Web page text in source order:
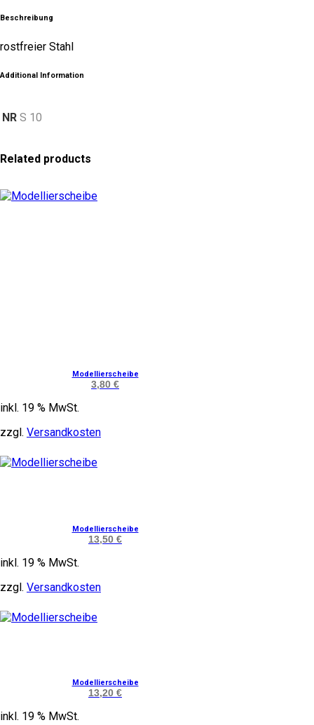
Beschreibung
rostfreier Stahl
Additional Information
NR S 10
Related products
Modellierscheibe
3,80 €
inkl. 19 % MwSt.
zzgl. Versandkosten
Modellierscheibe
13,50 €
inkl. 19 % MwSt.
zzgl. Versandkosten
Modellierscheibe
13,20 €
inkl. 19 % MwSt.